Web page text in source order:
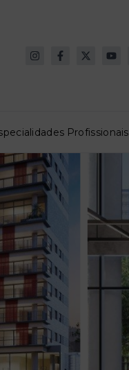
Profissionais